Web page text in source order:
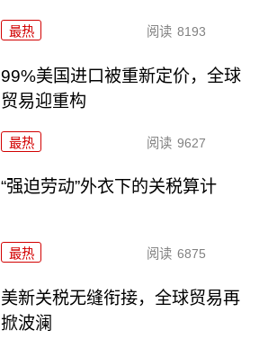
最热 阅读 8193
99%美国进口被重新定价，全球
贸易迎重构
最热 阅读 9627
“强迫劳动”外衣下的关税算计
最热 阅读 6875
美新关税无缝衔接，全球贸易再
掀波澜